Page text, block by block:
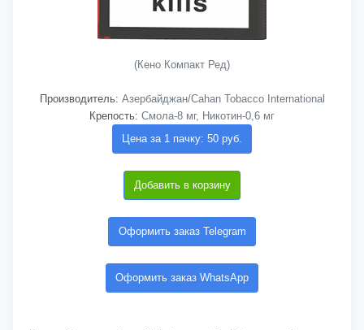
(Кено Компакт Ред)
Производитель: Азербайджан/Cahan Tobacco International
Крепость: Смола-8 мг, Никотин-0,6 мг
Цена за 1 пачку: 50 руб.
Добавить в корзину
Оформить заказ Telegram
Оформить заказ WhatsApp